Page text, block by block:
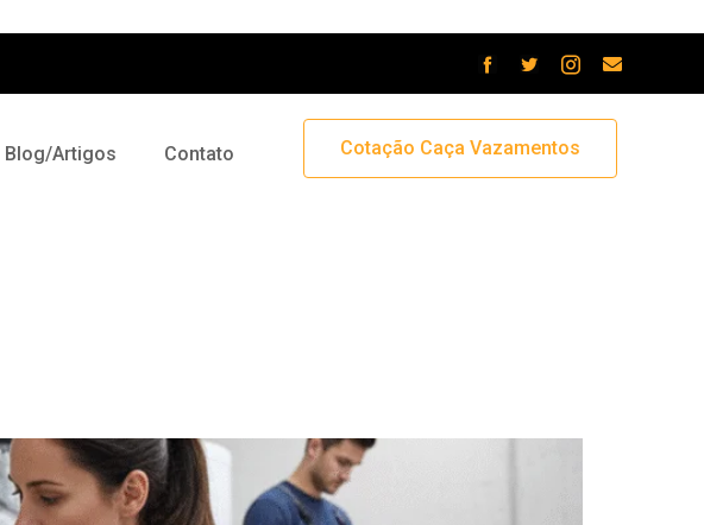
Blog/Artigos Contato Cotação Caça Vazamentos